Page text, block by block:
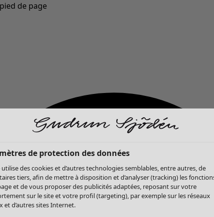
de page
de protection des données
utilise des cookies et d’autres technologies semblables, entre autres, de
tiers, afin de mettre à disposition et d’analyser (tracking) les
et de vous proposer des publicités adaptées, reposant sur votre
sur le site et votre profil (targeting), par exemple sur les réseaux
et d’autres sites Internet.